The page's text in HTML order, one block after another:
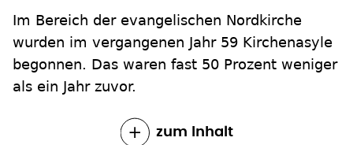
Im Bereich der evangelischen Nordkirche
wurden im vergangenen Jahr 59 Kirchenasyle
begonnen. Das waren fast 50 Prozent weniger
als ein Jahr zuvor.
zum Inhalt